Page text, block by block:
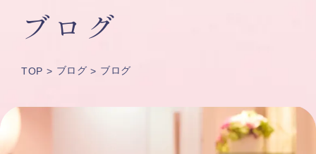
ブログ
TOP ブログ ブログ